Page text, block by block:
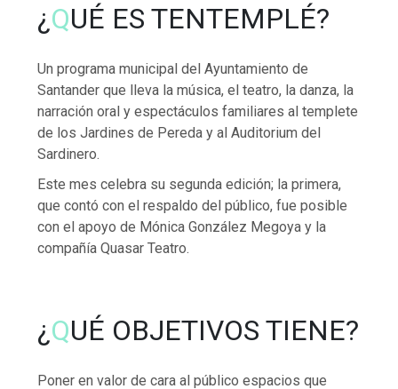
¿ QUÉ ES TENTEMPLÉ?
Un programa municipal del Ayuntamiento de
Santander que lleva la música, el teatro, la danza, la
narración oral y espectáculos familiares al templete
de los Jardines de Pereda y al Auditorium del
Sardinero.
Este mes celebra su segunda edición; la primera,
que contó con el respaldo del público, fue posible
con el apoyo de Mónica González Megoya y la
compañía Quasar Teatro.
¿ QUÉ OBJETIVOS TIENE?
Poner en valor de cara al público espacios que